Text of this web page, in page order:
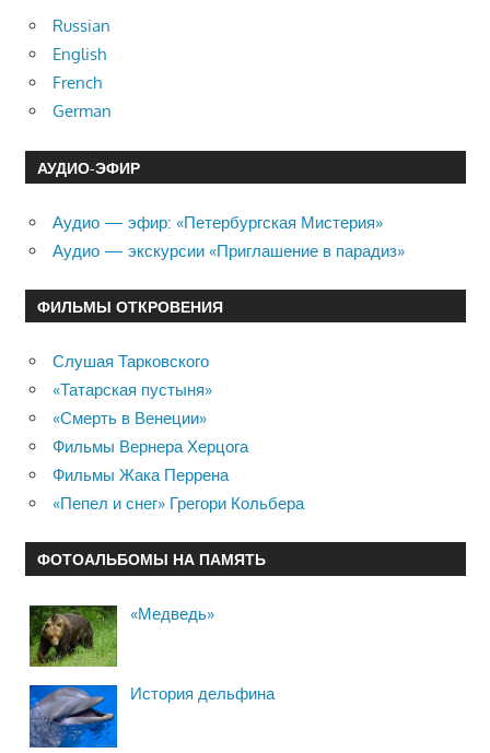
Russian
English
French
German
АУДИО-ЭФИР
Аудио — эфир: «Петербургская Мистерия»
Аудио — экскурсии «Приглашение в парадиз»
ФИЛЬМЫ ОТКРОВЕНИЯ
Слушая Тарковского
«Татарская пустыня»
«Смерть в Венеции»
Фильмы Вернера Херцога
Фильмы Жака Перрена
«Пепел и снег» Грегори Кольбера
ФОТОАЛЬБОМЫ НА ПАМЯТЬ
«Медведь»
История дельфина